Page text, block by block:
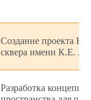
Создание проекта
сквера имени К.Е.
Разработка